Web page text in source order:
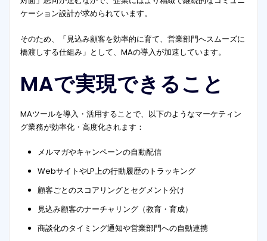
ケーション設計が求められています。
そのため、「見込み顧客を効率的に育て、営業部門へスムーズに
橋渡しする仕組み」として、MAの導入が加速しています。
MAで実現できること
MAツールを導入・活用することで、以下のようなマーケティン
グ業務が効率化・高度化されます：
メルマガやキャンペーンの自動配信
WebサイトやLP上の行動履歴のトラッキング
顧客ごとのスコアリングとセグメント分け
見込み顧客のナーチャリング（教育・育成）
商談化のタイミング通知や営業部門への自動連携